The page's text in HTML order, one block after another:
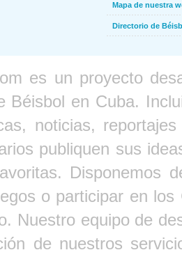
Mapa de nuestra
Directorio de
es un proyecto
Béisbol en Cuba.
noticias,
publiquen sus
Disponemos
o participar en
Nuestro equipo de
de nuestros